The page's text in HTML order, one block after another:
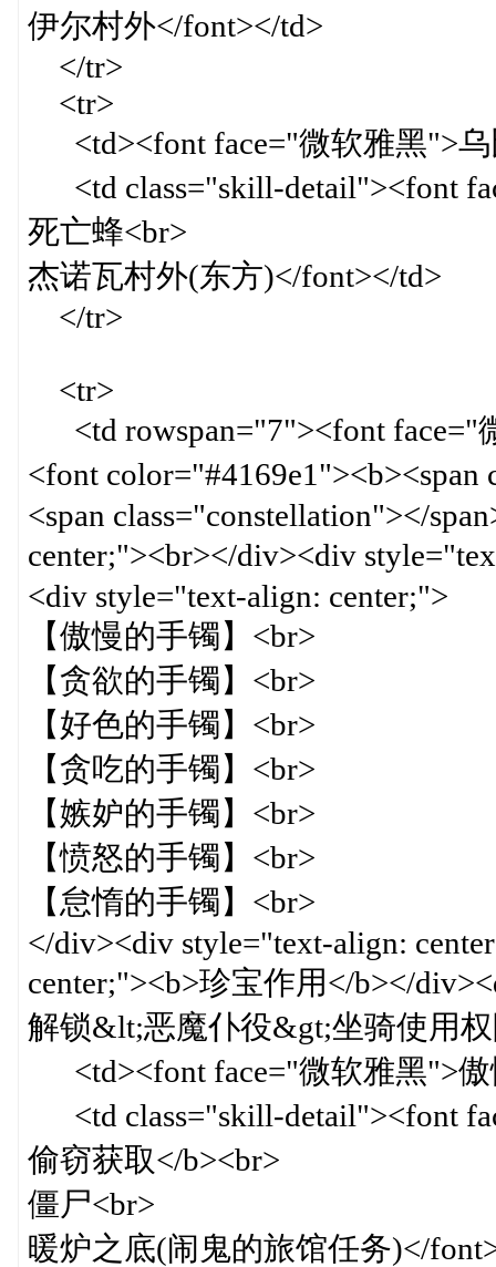
伊尔村外</font></td>
</tr>
<tr>
<td><font face="微软雅黑">乌
<td class="skill-detail"><font
死亡蜂<br>
杰诺瓦村外(东方)</font></td>
</tr>
<tr>
<td rowspan="7"><font face="
<font color="#4169e1"><b><span
<span class="constellation"></
center;"><br></div><div
<div style="text-align: center;">
【傲慢的手镯】<br>
【贪欲的手镯】<br>
【好色的手镯】<br>
【贪吃的手镯】<br>
【嫉妒的手镯】<br>
【愤怒的手镯】<br>
【怠惰的手镯】<br>
</div><div style="text-align:
center;"><b>珍宝作用</b></
解锁&lt;恶魔仆役&gt;坐骑使用
<td><font face="微软雅黑">傲
<td class="skill-detail"><font
偷窃获取</b><br>
僵尸<br>
暖炉之底(闹鬼的旅馆任务)</